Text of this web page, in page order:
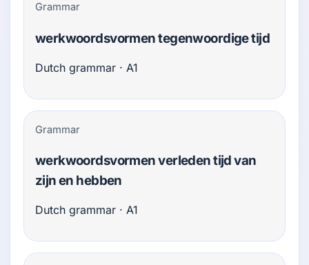
Grammar
werkwoordsvormen tegenwoordige tijd
Dutch grammar · A1
Grammar
werkwoordsvormen verleden tijd van
zijn en hebben
Dutch grammar · A1